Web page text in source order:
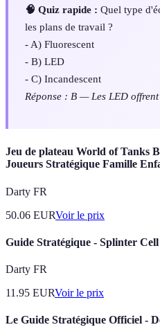
🧠 Quiz rapide : Quel type
les plans de travail ?
- A) Fluorescent
- B) LED
- C) Incandescent
Réponse : B — Les LED
Jeu de plateau World of Tanks
Joueurs Stratégique Famille
Darty FR
50.06 EURVoir le prix
Guide Stratégique - Splinter
Darty FR
11.95 EURVoir le prix
Le Guide Stratégique Officiel -